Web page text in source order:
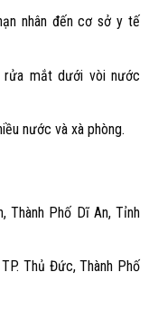
nhân đến cơ sở y tế
rửa mắt dưới vòi nước
nước và xà phòng.
Thành Phố Dĩ An, Tỉnh
Thủ Đức, Thành Phố